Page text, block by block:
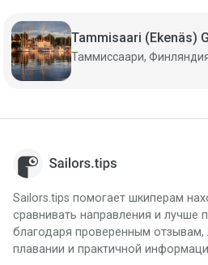
Tammisaari (Ekenäs)
Sailors.tips помогает шкиперам
сравнивать направления и лучше
благодаря проверенным
плавании и практичной